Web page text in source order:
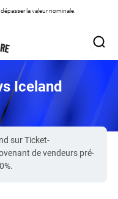
la valeur nominale.
Iceland
sur Ticket-
de vendeurs pré-